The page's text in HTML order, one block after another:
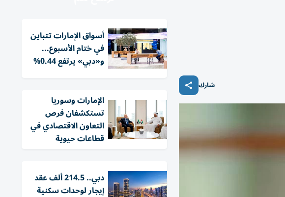
شارك
أسواق الإمارات تتباين
في ختام الأسبوع...
و«دبي» يرتفع 0.44%
الإمارات وسوريا
تستكشفان فرص
التعاون الاقتصادي في
قطاعات حيوية
دبي.. 214.5 ألف عقد
إيجار لوحدات سكنية